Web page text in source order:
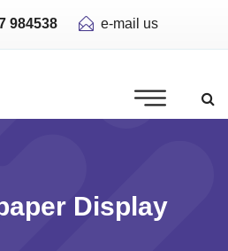
984538 e-mail us
Display